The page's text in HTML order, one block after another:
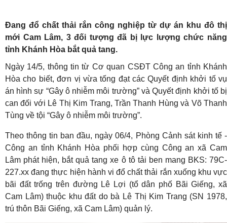
Đang đổ chất thải rắn công nghiệp từ dự án khu đô thị
mới Cam Lâm, 3 đối tượng đã bị lực lượng chức năng
tỉnh Khánh Hòa bắt quả tang.
Ngày 14/5, thông tin từ Cơ quan CSĐT Công an tỉnh Khánh
Hòa cho biết, đơn vị vừa tống đạt các Quyết định khởi tố vụ
án hình sự “Gây ô nhiễm môi trường” và Quyết định khởi tố bị
can đối với Lê Thị Kim Trang, Trần Thanh Hùng và Võ Thanh
Tùng về tội “Gây ô nhiễm môi trường”.
Theo thông tin ban đầu, ngày 06/4, Phòng Cảnh sát kinh tế -
Công an tỉnh Khánh Hòa phối hợp cùng Công an xã Cam
Lâm phát hiện, bắt quả tang xe ô tô tải ben mang BKS: 79C-
227.xx đang thực hiện hành vi đổ chất thải rắn xuống khu vực
bãi đất trống trên đường Lê Lợi (tổ dân phố Bãi Giếng, xã
Cam Lâm) thuộc khu đất do bà Lê Thị Kim Trang (SN 1978,
trú thôn Bãi Giếng, xã Cam Lâm) quản lý.